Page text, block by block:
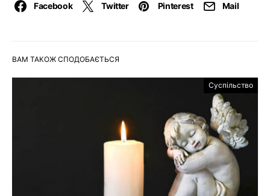
Facebook Twitter Pinterest Mail
ВАМ ТАКОЖ СПОДОБАЄТЬСЯ
Суспільство